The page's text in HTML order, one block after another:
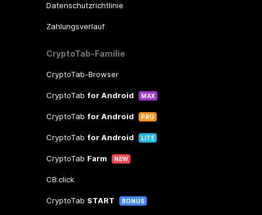
Datenschutzrichtlinie
Zahlungsverlauf
CryptoTab-Familie
CryptoTab-Browser
CryptoTab for Android MAX
CryptoTab for Android PRO
CryptoTab for Android LITE
CryptoTab Farm NEW
CB.click
CryptoTab START BONUS